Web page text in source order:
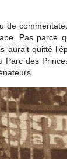
de
Pas parce
aurait quitté
Parc des